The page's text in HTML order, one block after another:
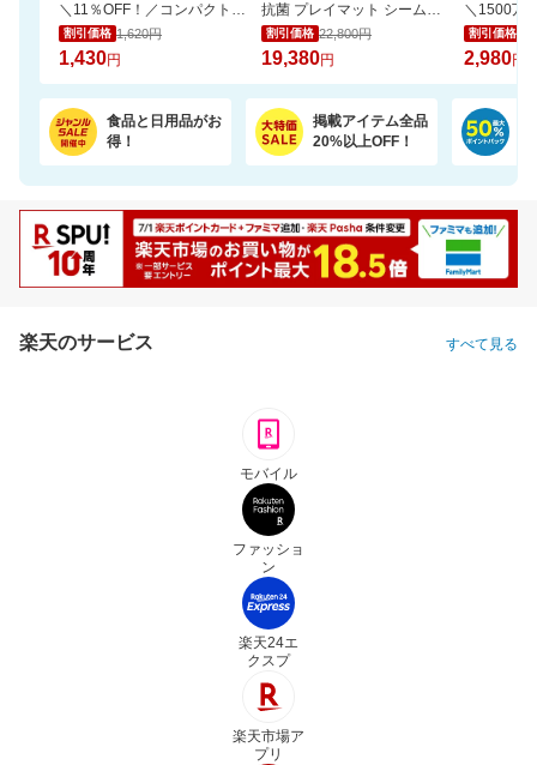
＼11％OFF！／コンパクトな2倍巻き！キッチンペーパー 12ロール
割引価格 1,620円
1,430円
抗菌 プレイマット シームレス 折りたたみ 持ち手付き 防音 厚み4cm GUMODE
割引価格 22,800円
19,380円
割引価格
2,980円
食品と日用品がお
得！
掲載アイテム全品
20%以上OFF！
楽天のサービス すべて見る
モバイル
ファッショ
ン
楽天24エ
クスプ
楽天市場ア
プリ